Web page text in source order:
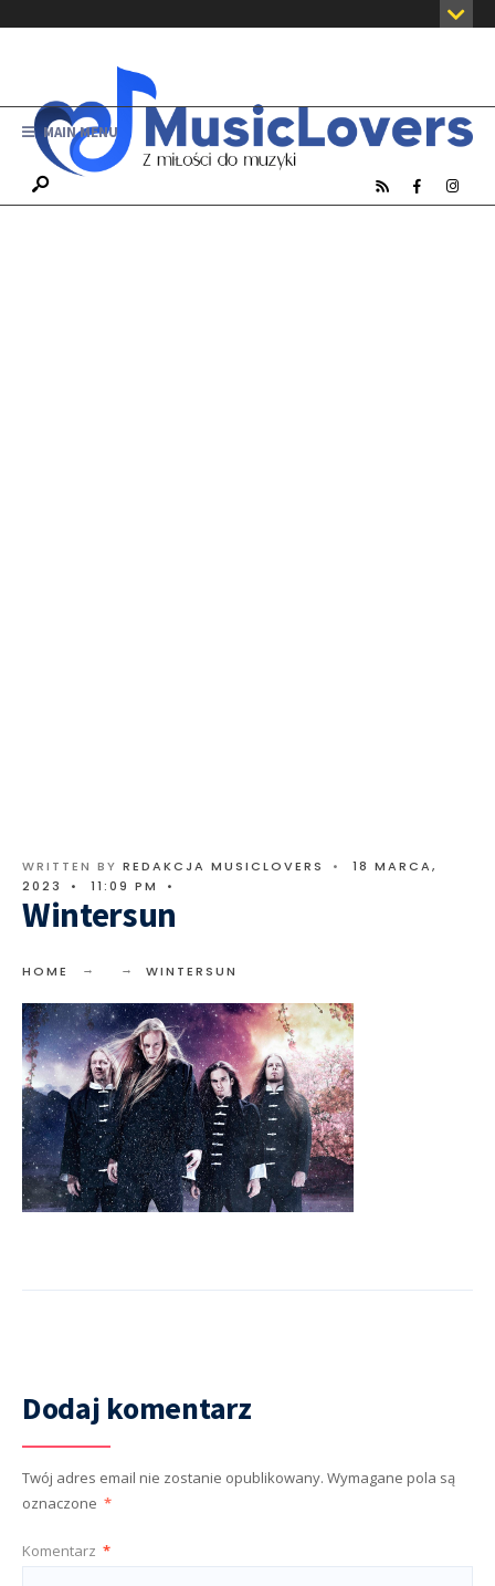
MAIN MENU
WRITTEN BY REDAKCJA MUSICLOVERS •
18 MARCA,
2023
• 11:09 PM •
Wintersun
HOME WINTERSUN
Dodaj komentarz
Twój adres email nie zostanie opublikowany. Wymagane pola są
oznaczone *
Komentarz *